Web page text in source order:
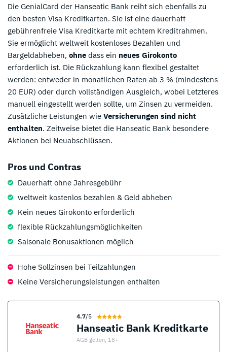
Die GenialCard der Hanseatic Bank reiht sich ebenfalls zu
den besten Visa Kreditkarten. Sie ist eine dauerhaft
gebührenfreie Visa Kreditkarte mit echtem Kreditrahmen.
Sie ermöglicht weltweit kostenloses Bezahlen und
Bargeldabheben, ohne dass ein neues Girokonto
erforderlich ist. Die Rückzahlung kann flexibel gestaltet
werden: entweder in monatlichen Raten ab 3 % (mindestens
20 EUR) oder durch vollständigen Ausgleich, wobei Letzteres
manuell eingestellt werden sollte, um Zinsen zu vermeiden.
Zusätzliche Leistungen wie Versicherungen sind nicht
enthalten. Zeitweise bietet die Hanseatic Bank besondere
Aktionen bei Neuabschlüssen.
Pros und Contras
Dauerhaft ohne Jahresgebühr
weltweit kostenlos bezahlen & Geld abheben
Kein neues Girokonto erforderlich
flexible Rückzahlungsmöglichkeiten
Saisonale Bonusaktionen möglich
Hohe Sollzinsen bei Teilzahlungen
Keine Versicherungsleistungen enthalten
4.7/5
Hanseatic Bank Kreditkarte
AGB gelten, 18+